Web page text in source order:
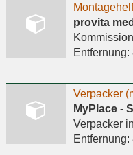
provita
Entfernung:
Verpacker
Verpacker
Entfernung: